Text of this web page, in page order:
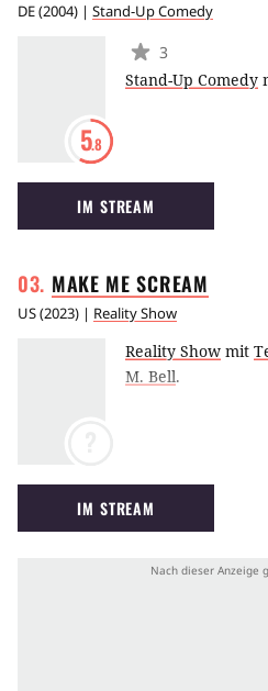
DE(2004) | Stand-Up Comedy
5.8
3
Stand-Up Comedy
IM STREAM
MAKE MESCREAM
US(2023) | Reality Show
Reality Show mit
M. Bell.
IM STREAM